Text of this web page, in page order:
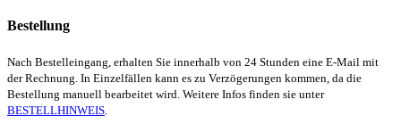
Bestellung
Nach Bestelleingang, erhalten Sie innerhalb von 24 Stunden eine E-Mail mit
der Rechnung. In Einzelfällen kann es zu Verzögerungen kommen, da die
Bestellung manuell bearbeitet wird. Weitere Infos finden sie unter
BESTELLHINWEIS